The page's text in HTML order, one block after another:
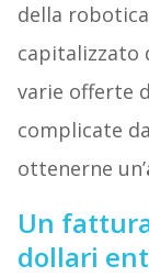
della
capitalizzato
varie offerte
complicate
ottenerne un’
Un
dollari